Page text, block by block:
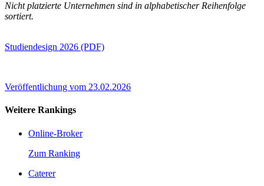
Nicht platzierte Unternehmen sind in alphabetischer Reihenfolge
sortiert.
Studiendesign 2026 (PDF)
Veröffentlichung vom 23.02.2026
Weitere Rankings
Online-Broker
Zum Ranking
Caterer